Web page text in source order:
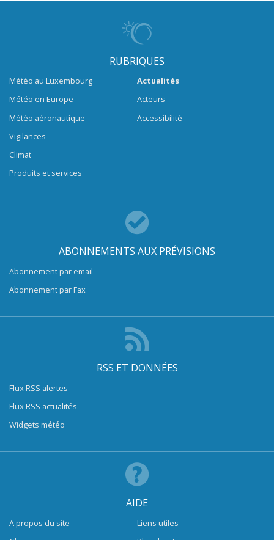
RUBRIQUES
Météo au Luxembourg
Météo en Europe
Météo aéronautique
Vigilances
Climat
Produits et services
Actualités
Acteurs
Accessibilité
ABONNEMENTS AUX PRÉVISIONS
Abonnement par email
Abonnement par Fax
RSS ET DONNÉES
Flux RSS alertes
Flux RSS actualités
Widgets météo
AIDE
A propos du site
Liens utiles